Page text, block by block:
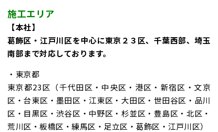
施工エリア
【本社】
葛飾区・江戸川区を中心に東京２３区、千葉西部、埼玉
南部まで対応しております。
・東京都
東京都23区（千代田区・中央区・港区・新宿区・文京
区・台東区・墨田区・江東区・大田区・世田谷区・品川
区・目黒区・渋谷区・中野区・杉並区・豊島区・北区・
荒川区・板橋区・練馬区・足立区・葛飾区・江戸川区）